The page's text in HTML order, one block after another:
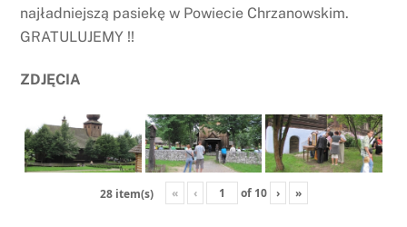
najładniejszą pasiekę w Powiecie Chrzanowskim.
GRATULUJEMY !!
ZDJĘCIA
28 item(s) « ‹ of 10 › »